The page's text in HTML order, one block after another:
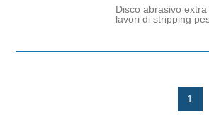
Disco abrasivo
lavori di stripping
sporchi e con
1